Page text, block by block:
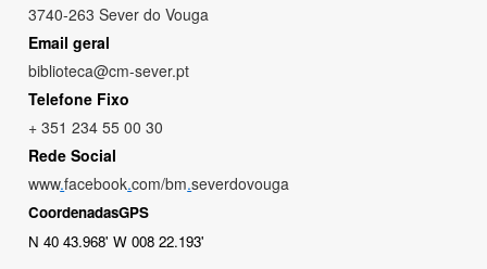
3740-263 Sever do Vouga
Email geral
biblioteca@cm-sever.pt
Telefone Fixo
+ 351 234 55 00 30
Rede Social
www.facebook.com/bm.severdovouga
CoordenadasGPS
N 40 43.968' W 008 22.193'